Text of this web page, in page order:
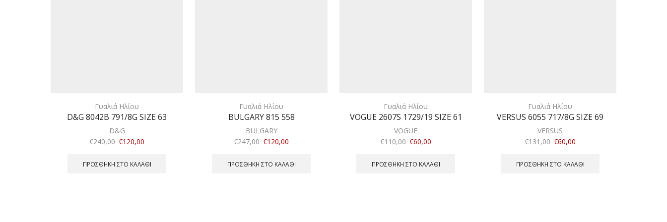
Γυαλιά Ηλίου
D&G 8042B 791/8G SIZE 63
D&G
€240,00 €120,00
ΠΡΟΣΘΉΚΗ ΣΤΟ ΚΑΛΆΘΙ
Γυαλιά Ηλίου
BULGARY 815 558
BULGARY
€247,00 €120,00
ΠΡΟΣΘΉΚΗ ΣΤΟ ΚΑΛΆΘΙ
Γυαλιά Ηλίου
VOGUE 2607S 1729/19 SIZE 61
VOGUE
€110,00 €60,00
ΠΡΟΣΘΉΚΗ ΣΤΟ ΚΑΛΆΘΙ
Γυαλιά Ηλίου
VERSUS 6055 717/8G SIZE 69
VERSUS
€131,00 €60,00
ΠΡΟΣΘΉΚΗ ΣΤΟ ΚΑΛΆΘΙ